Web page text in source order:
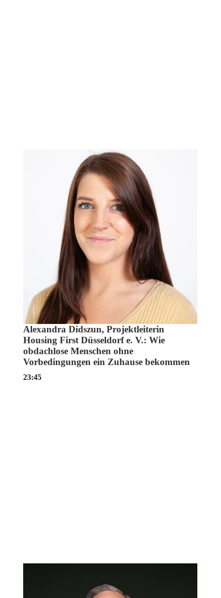
Alexandra Didszun, Projektleiterin
Housing First Düsseldorf e. V.: Wie
obdachlose Menschen ohne
Vorbedingungen ein Zuhause bekommen
23:45